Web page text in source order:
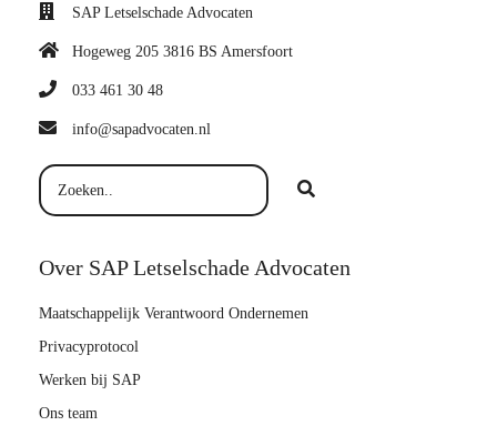
SAP Letselschade Advocaten
Hogeweg 205 3816 BS Amersfoort
033 461 30 48
info@sapadvocaten.nl
Over SAP Letselschade Advocaten
Maatschappelijk Verantwoord Ondernemen
Privacyprotocol
Werken bij SAP
Ons team